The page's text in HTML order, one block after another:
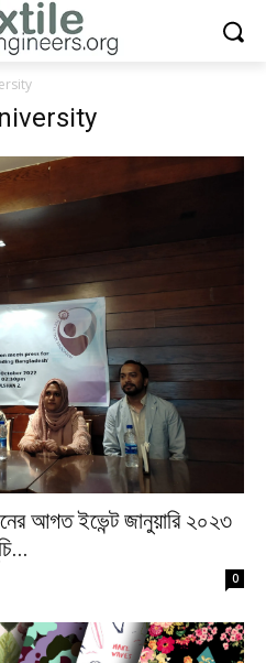
আগত ইভেন্ট জানুয়ারি ২০২৩
0